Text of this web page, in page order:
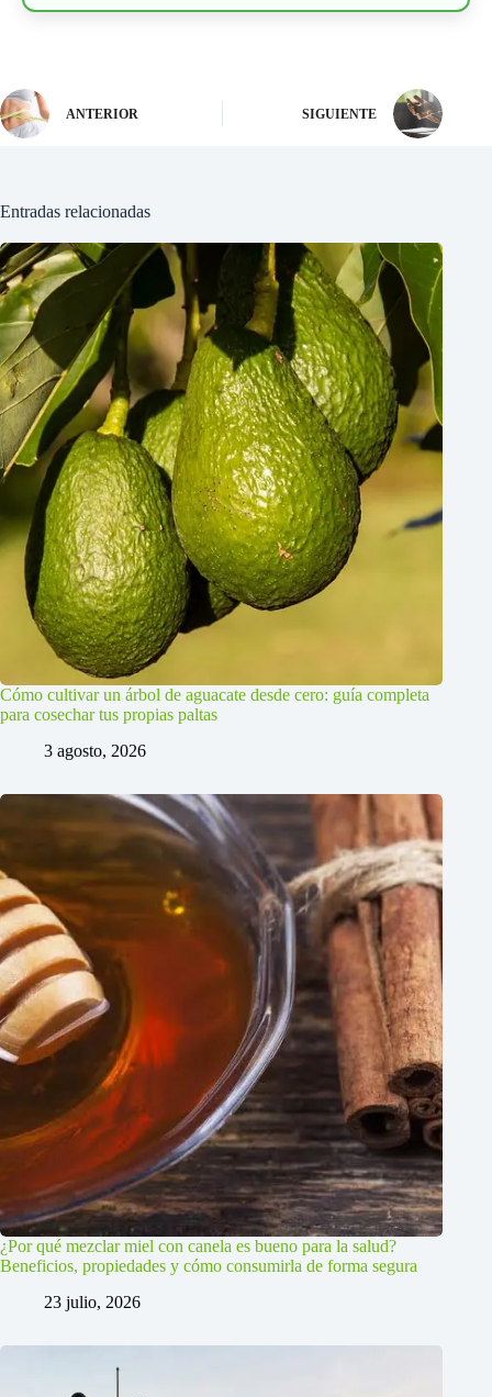
ANTERIOR SIGUIENTE
Entradas relacionadas
Cómo cultivar un árbol de aguacate desde cero: guía completa
para cosechar tus propias paltas
3 agosto, 2026
¿Por qué mezclar miel con canela es bueno para la salud?
Beneficios, propiedades y cómo consumirla de forma segura
23 julio, 2026